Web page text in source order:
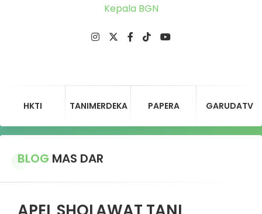
Kepala BGN
HKTI TANIMERDEKA PAPERA GARUDATV
BLOG MAS DAR